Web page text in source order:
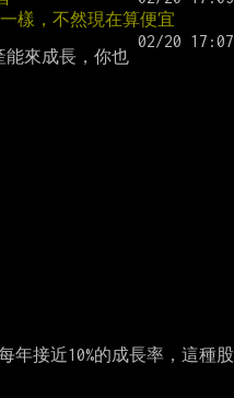
樣，不然現在算便宜
能來成長，你也
年接近10%的成長率，這種股